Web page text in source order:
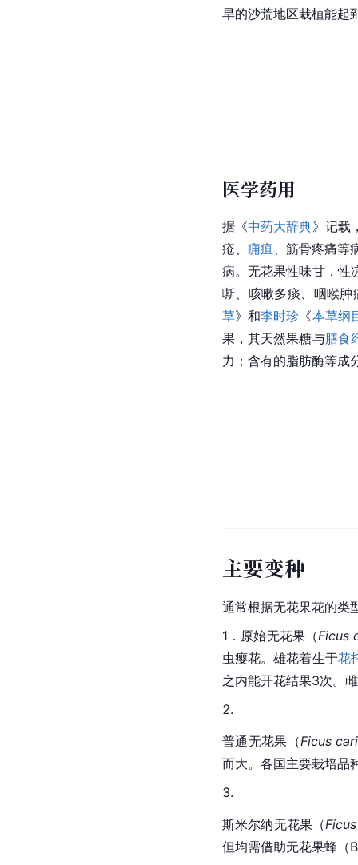
旱的沙荒地区栽植能起
医学药用
据《中药大辞典》记载
疮、痈疽 、筋骨疼痛
病。无花果性味甘，性
嘶、咳嗽多痰、咽喉
草》和李时珍 《本草纲
果，其天然果糖与膳食
力；含有的脂肪酶等成
主要变种
通常根据无花果花的类
1．原始无花果（Ficus
虫瘿花。雄花着生于花
之内能开花结果3次。
普通无花果（Ficus
而大。各国主要栽培品
斯米尔纳无花果（
但均需借助无花果蜂（